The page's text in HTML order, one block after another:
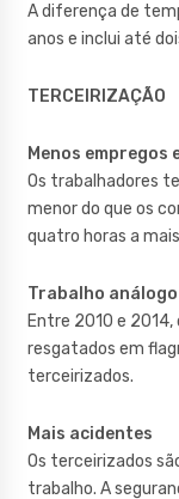
A diferença de
anos e inclui até
TERCEIRIZAÇÃO
Menos empregos
Os trabalhadores
menor do que os
quatro horas a
Trabalho
Entre 2010 e 2014,
resgatados em
terceirizados.
Mais acidentes
Os terceirizados
trabalho. A